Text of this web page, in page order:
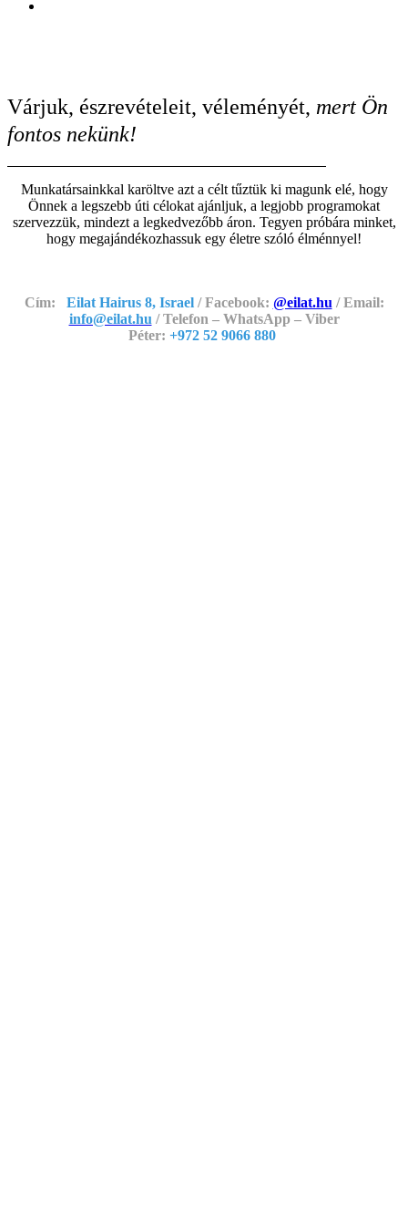
Várjuk, észrevételeit, véleményét, mert Ön
fontos nekünk!
Munkatársainkkal karöltve azt a célt tűztük ki magunk elé, hogy
Önnek a legszebb úti célokat ajánljuk, a legjobb programokat
szervezzük, mindezt a legkedvezőbb áron. Tegyen próbára minket,
hogy megajándékozhassuk egy életre szóló élménnyel!
Cím: Eilat Hairus 8, Israel/ Facebook: @eilat.hu / Email:
info@eilat.hu / Telefon – WhatsApp – Viber
Péter: +972 52 9066 880